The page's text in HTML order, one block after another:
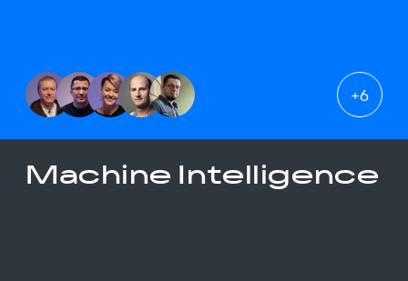
+6
Machine Intelligence